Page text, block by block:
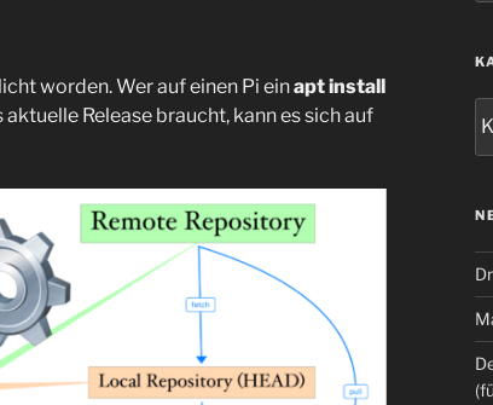
worden. Wer auf einen Pi einapt install
Release braucht, kann es sich auf